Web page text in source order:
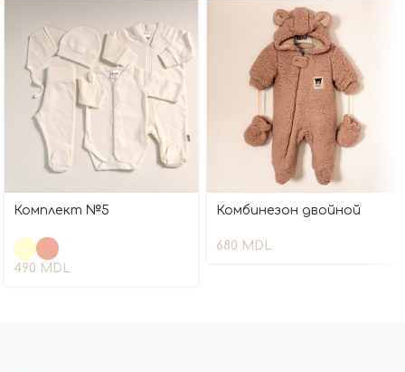
Комплект №5
490 MDL
Комбинезон двойной
680 MDL